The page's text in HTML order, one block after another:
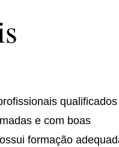
e com boas
formação